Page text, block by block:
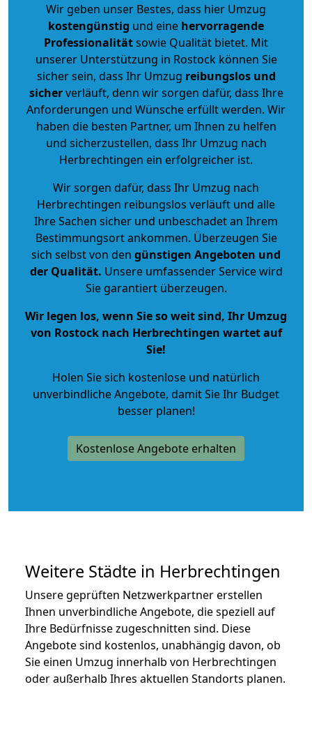
Wir geben unser Bestes, dass hier Umzug
kostengünstig und eine hervorragende
Professionalitätsowie Qualität bietet. Mit
unserer Unterstützung in Rostock können Sie
sicher sein, dass Ihr Umzug reibungslos und
sicherverläuft, denn wir sorgen dafür, dass Ihre
Anforderungen und Wünsche erfüllt werden. Wir
haben die besten Partner, um Ihnen zu helfen
und sicherzustellen, dass Ihr Umzug nach
Herbrechtingen ein erfolgreicher ist.
Wir sorgen dafür, dass Ihr Umzug nach
Herbrechtingen reibungslos verläuft und alle
Ihre Sachen sicher und unbeschadet an Ihrem
Bestimmungsort ankommen. Überzeugen Sie
sich selbst von den günstigen Angeboten und
der Qualität. Unsere umfassender Service wird
Sie garantiert überzeugen.
Wir legen los, wenn Sie so weit sind, Ihr Umzug
von Rostock nach Herbrechtingen wartet auf
Sie!
Holen Sie sich kostenlose und natürlich
unverbindliche Angebote, damit Sie Ihr Budget
besser planen!
Kostenlose Angebote erhalten
Weitere Städte in Herbrechtingen
Unsere geprüften Netzwerkpartner erstellen
Ihnen unverbindliche Angebote, die speziell auf
Ihre Bedürfnisse zugeschnitten sind. Diese
Angebote sind kostenlos, unabhängig davon, ob
Sie einen Umzug innerhalb von Herbrechtingen
oder außerhalb Ihres aktuellen Standorts planen.